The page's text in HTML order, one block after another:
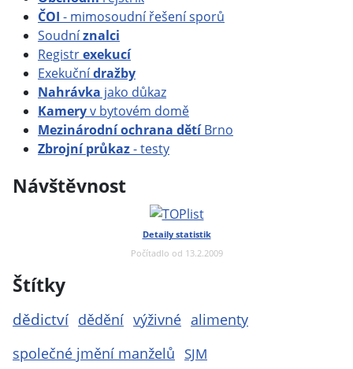
ČOI - mimosoudní řešení sporů
Soudníznalci
Registrexekucí
Exekučnídražby
Nahrávka jako důkaz
Kameryv bytovém domě
Mezinárodní ochrana dětíBrno
Zbrojní průkaz- testy
Návštěvnost
Detaily statistik
Počítadlo od 13.2.2009
Štítky
dědictví dědění výživné alimenty
společné jmění manželů SJM